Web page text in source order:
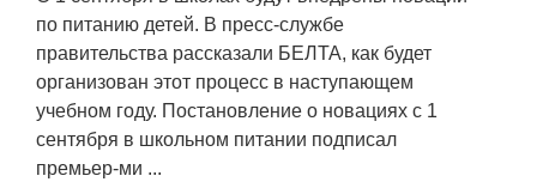
по питанию детей. В пресс-службе
правительства рассказали БЕЛТА, как будет
организован этот процесс в наступающем
учебном году. Постановление о новациях с 1
сентября в школьном питании подписал
премьер-ми ...